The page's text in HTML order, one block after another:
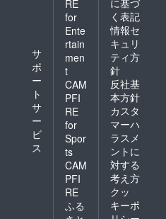
サ
ポ
ー
ト
サ
ー
ビ
ス
RE
for
Ente
rtain
men
t
CAM
PFI
RE
for
Spor
ts
CAM
PFI
RE
ふる
く表記
情報セ
キュリ
ティ方
針
反社基
本方針
カスタ
マーハ
ラスメ
ントに
対する
考え方
クッ
キーポ